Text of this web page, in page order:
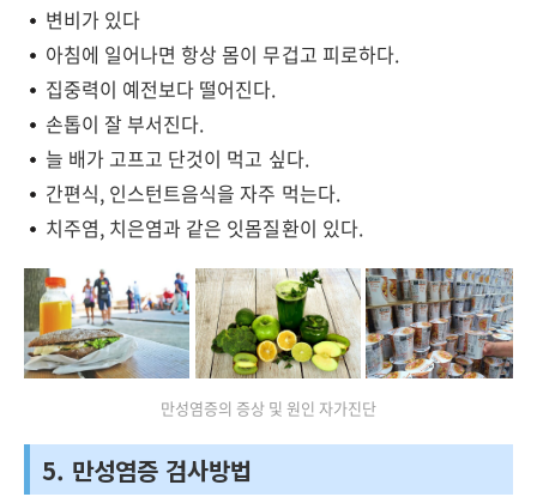
변비가 있다
아침에 일어나면 항상 몸이 무겁고 피로하다.
집중력이 예전보다 떨어진다.
손톱이 잘 부서진다.
늘 배가 고프고 단것이 먹고 싶다.
간편식, 인스턴트음식을 자주 먹는다.
치주염, 치은염과 같은 잇몸질환이 있다.
만성염증의 증상 및 원인 자가진단
5. 만성염증 검사방법